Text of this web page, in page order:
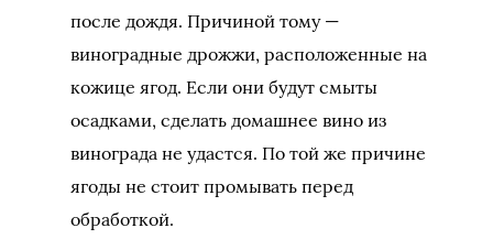
после дождя. Причиной тому —
виноградные дрожжи, расположенные на
кожице ягод. Если они будут смыты
осадками, сделать домашнее вино из
винограда не удастся. По той же причине
ягоды не стоит промывать перед
обработкой.